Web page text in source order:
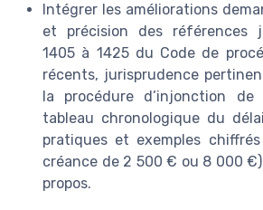
Intégrer les améliorations
et précision des références
1405 à 1425 du Code de
récents, jurisprudence
la procédure d’injonction de
tableau chronologique du
pratiques et exemples
créance de 2 500 € ou 8 000
propos.